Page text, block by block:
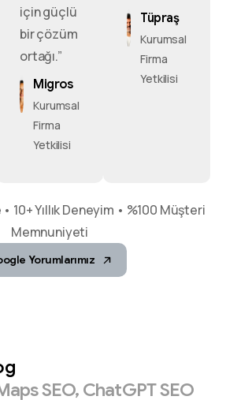
için güçlü
bir çözüm
ortağı.”
Migros
Kurumsal
Firma
Yetkilisi
Tüpraş
Kurumsal
Firma
Yetkilisi
10+ Yıllık Deneyim • %100 Müşteri
Memnuniyeti
Yorumlarımız
SEO, ChatGPTSEO